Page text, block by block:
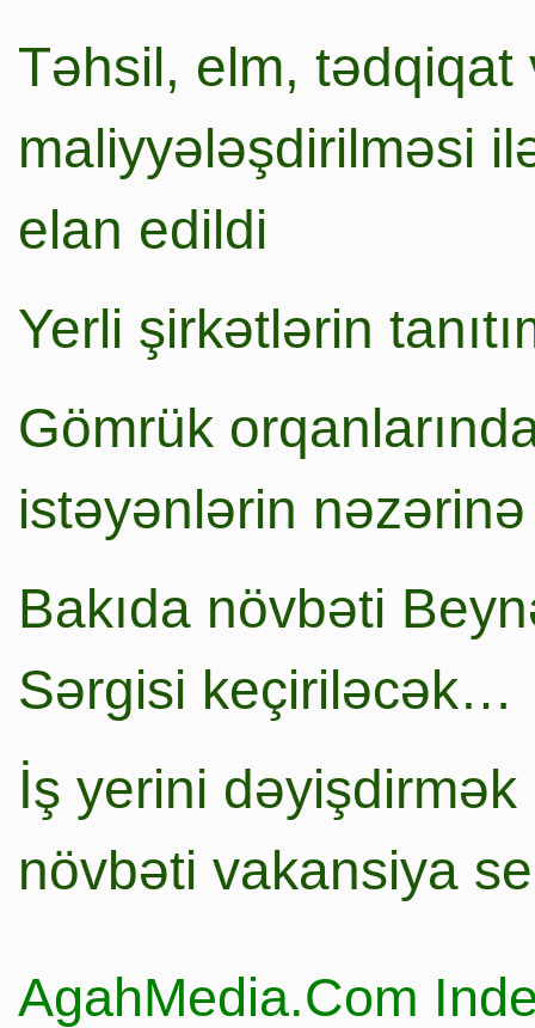
Təhsil, elm,
maliyyələşdirilməsi
elan edildi
Yerli şirkətlərin
Gömrük
istəyənlərin nəzərinə
Bakıda növbəti
Sərgisi keçiriləcək…
İş yerini
növbəti vakansiya
AgahMedia.Com